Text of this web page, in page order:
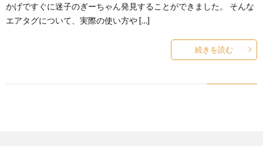
かげですぐに迷子のぎーちゃん発見することができました。 そんな
エアタグについて、実際の使い方や […]
続きを読む